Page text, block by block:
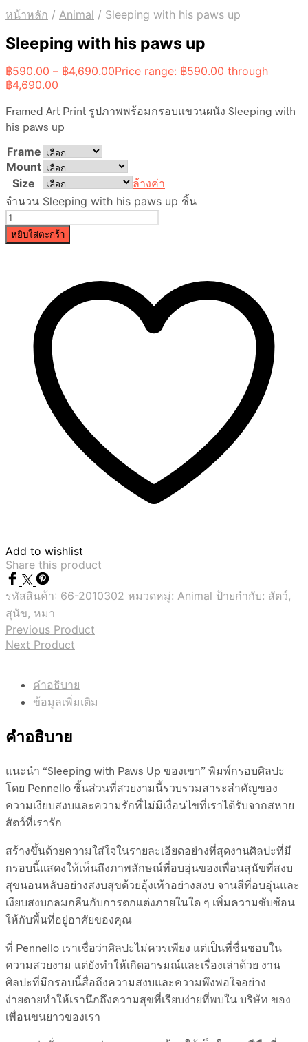
หน้าหลัก / Animal / Sleeping with his paws up
Sleeping with his paws up
฿590.00 – ฿4,690.00Price range: ฿590.00 through
฿4,690.00
Framed Art Print รูปภาพพร้อมกรอบแขวนผนัง Sleeping with
his paws up
Frame
Mount
Size
ล้างค่า
จำนวน Sleeping with his paws up ชิ้น
หยิบใส่ตะกร้า
Add to wishlist
Share this product
รหัสสินค้า: 66-2010302 หมวดหมู่: Animal ป้ายกำกับ: สัตว์,
สุนัข, หมา
Previous Product
Next Product
คำอธิบาย
ข้อมูลเพิ่มเติม
คำอธิบาย
แนะนำ “Sleeping with Paws Up ของเขา” พิมพ์กรอบศิลปะ
โดย Pennello ชิ้นส่วนที่สวยงามนี้รวบรวมสาระสำคัญของ
ความเงียบสงบและความรักที่ไม่มีเงื่อนไขที่เราได้รับจากสหาย
สัตว์ที่เรารัก
สร้างขึ้นด้วยความใส่ใจในรายละเอียดอย่างที่สุดงานศิลปะที่มี
กรอบนี้แสดงให้เห็นถึงภาพลักษณ์ที่อบอุ่นของเพื่อนสุนัขที่สงบ
สุขนอนหลับอย่างสงบสุขด้วยอุ้งเท้าอย่างสงบ จานสีที่อบอุ่นและ
เงียบสงบกลมกลืนกับการตกแต่งภายในใด ๆ เพิ่มความซับซ้อน
ให้กับพื้นที่อยู่อาศัยของคุณ
ที่ Pennello เราเชื่อว่าศิลปะไม่ควรเพียง แต่เป็นที่ชื่นชอบใน
ความสวยงาม แต่ยังทำให้เกิดอารมณ์และเรื่องเล่าด้วย งาน
ศิลปะที่มีกรอบนี้สื่อถึงความสงบและความพึงพอใจอย่าง
ง่ายดายทำให้เรานึกถึงความสุขที่เรียบง่ายที่พบใน บริษัท ของ
เพื่อนขนยาวของเรา